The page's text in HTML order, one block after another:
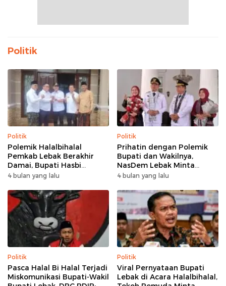
Politik
Politik
Polemik Halalbihalal
Pemkab Lebak Berakhir
Damai, Bupati Hasbi
Sambangi Kediaman
4 bulan yang lalu
Politik
Prihatin dengan Polemik
Bupati dan Wakilnya,
NasDem Lebak Minta
Saling Introspeksi
4 bulan yang lalu
Politik
Pasca Halal Bi Halal Terjadi
Miskomunikasi Bupati-Wakil
Politik
Viral Pernyataan Bupati
Lebak di Acara Halalbihalal,